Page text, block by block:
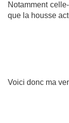
Notamment
que la housse
Voici donc ma